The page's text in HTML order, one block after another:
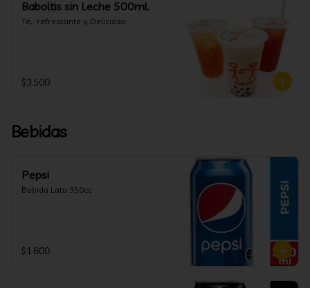
Baboltis sin Leche 500ml.
Té,  refrescante y Delicioso
$3.500
Bebidas
Pepsi
Bebida Lata 350cc
$1.600